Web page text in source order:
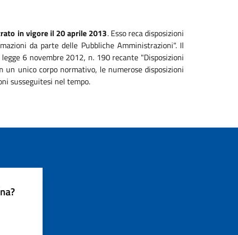
in vigore il 20 aprile 2013. Esso reca disposizioni
da parte delle Pubbliche Amministrazioni". Il
6 novembre 2012, n. 190 recante "Disposizioni
unico corpo normativo, le numerose disposizioni
susseguitesi nel tempo.